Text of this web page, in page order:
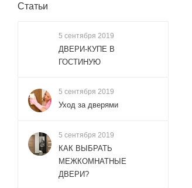
Статьи
5 сентября 2019
ДВЕРИ-КУПЕ В
ГОСТИНУЮ
5 сентября 2019
Уход за дверями
5 сентября 2019
КАК ВЫБРАТЬ
МЕЖКОМНАТНЫЕ
ДВЕРИ?